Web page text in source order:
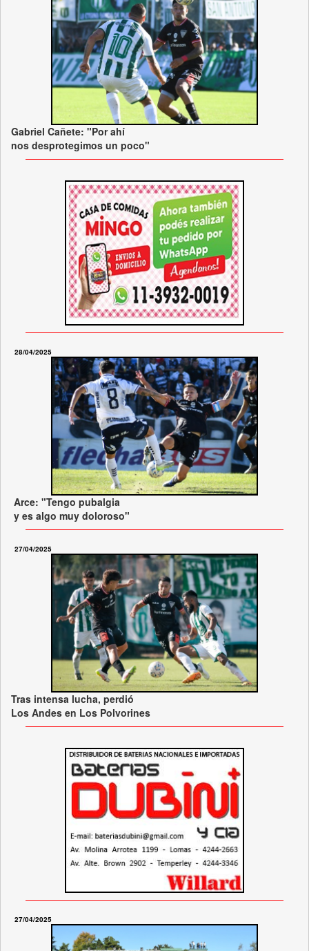
Gabriel Cañete: "Por ahí
nos desprotegimos un poco"
28/04/2025
Arce: "Tengo pubalgia
y es algo muy doloroso"
27/04/2025
Tras intensa lucha, perdió
Los Andes en Los Polvorines
27/04/2025